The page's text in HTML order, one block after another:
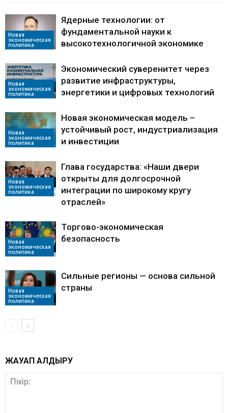
Новая
экономическая
политика
Ядерные технологии: от
фундаментальной науки к
высокотехнологичной экономике
Новая
экономическая
политика
Экономический суверенитет через
развитие инфраструктуры,
энергетики и цифровых технологий
Новая
экономическая
политика
Новая экономическая модель –
устойчивый рост, индустриализация
и инвестиции
Новая
экономическая
политика
Глава государства: «Наши двери
открыты для долгосрочной
интеграции по широкому кругу
отраслей»
Новая
экономическая
политика
Торгово-экономическая
безопасность
Новая
экономическая
политика
Сильные регионы — основа сильной
страны
ЖАУАП ҚАЛДЫРУ